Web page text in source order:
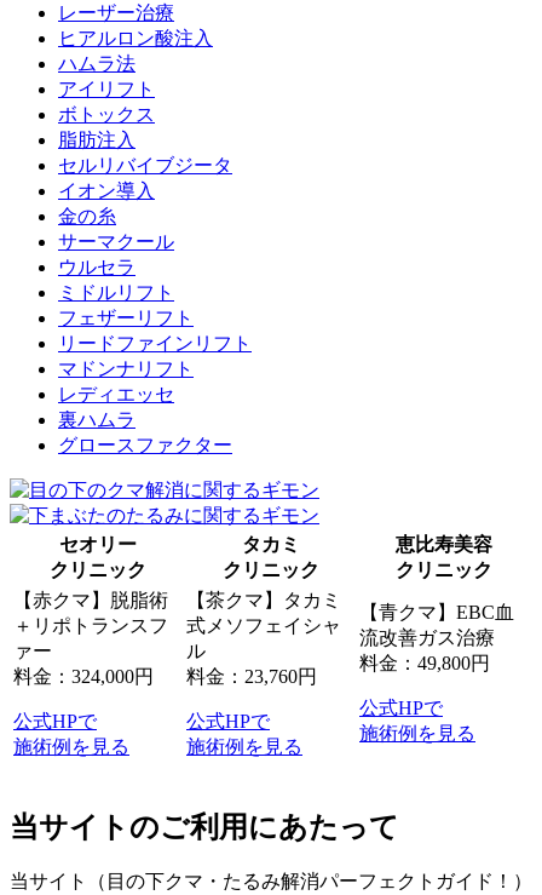
レーザー治療
ヒアルロン酸注入
ハムラ法
アイリフト
ボトックス
脂肪注入
セルリバイブジータ
イオン導入
金の糸
サーマクール
ウルセラ
ミドルリフト
フェザーリフト
リードファインリフト
マドンナリフト
レディエッセ
裏ハムラ
グロースファクター
セオリー
クリニック
タカミ
クリニック
恵比寿美容
クリニック
【赤クマ】脱脂術
＋リポトランスフ
ァー
料金：324,000円
公式HPで
施術例を見る
【茶クマ】タカミ
式メソフェイシャ
ル
料金：23,760円
公式HPで
施術例を見る
【青クマ】EBC血
流改善ガス治療
料金：49,800円
公式HPで
施術例を見る
当サイトのご利用にあたって
当サイト（目の下クマ・たるみ解消パーフェクトガイド！）